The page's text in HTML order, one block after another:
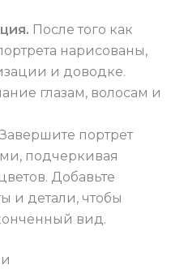
После того как
нарисованы,
и доводке.
глазам, волосам и
портрет
подчеркивая
Добавьте
и детали, чтобы
вид.